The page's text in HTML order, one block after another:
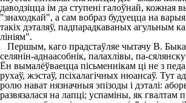
даводзіцца ім да ступені галоўнай, кожная
"знаходкай", а сам вобраз будуецца на
такіх дэталяў, падпарадкаваных агульным
лініям".
Першым, каго прадстаўляе чытачу В.
селянін-аднаасобнік, палахлівы, па-
Ён вымалёўваецца пісьменнікам ці не з
рухаў, жэстаў, псіхалагічных нюансаў. Тут
ролю нават нязначныя эпізоды і дэталі:
развязалася на лапці; успаміны, як гвалтам